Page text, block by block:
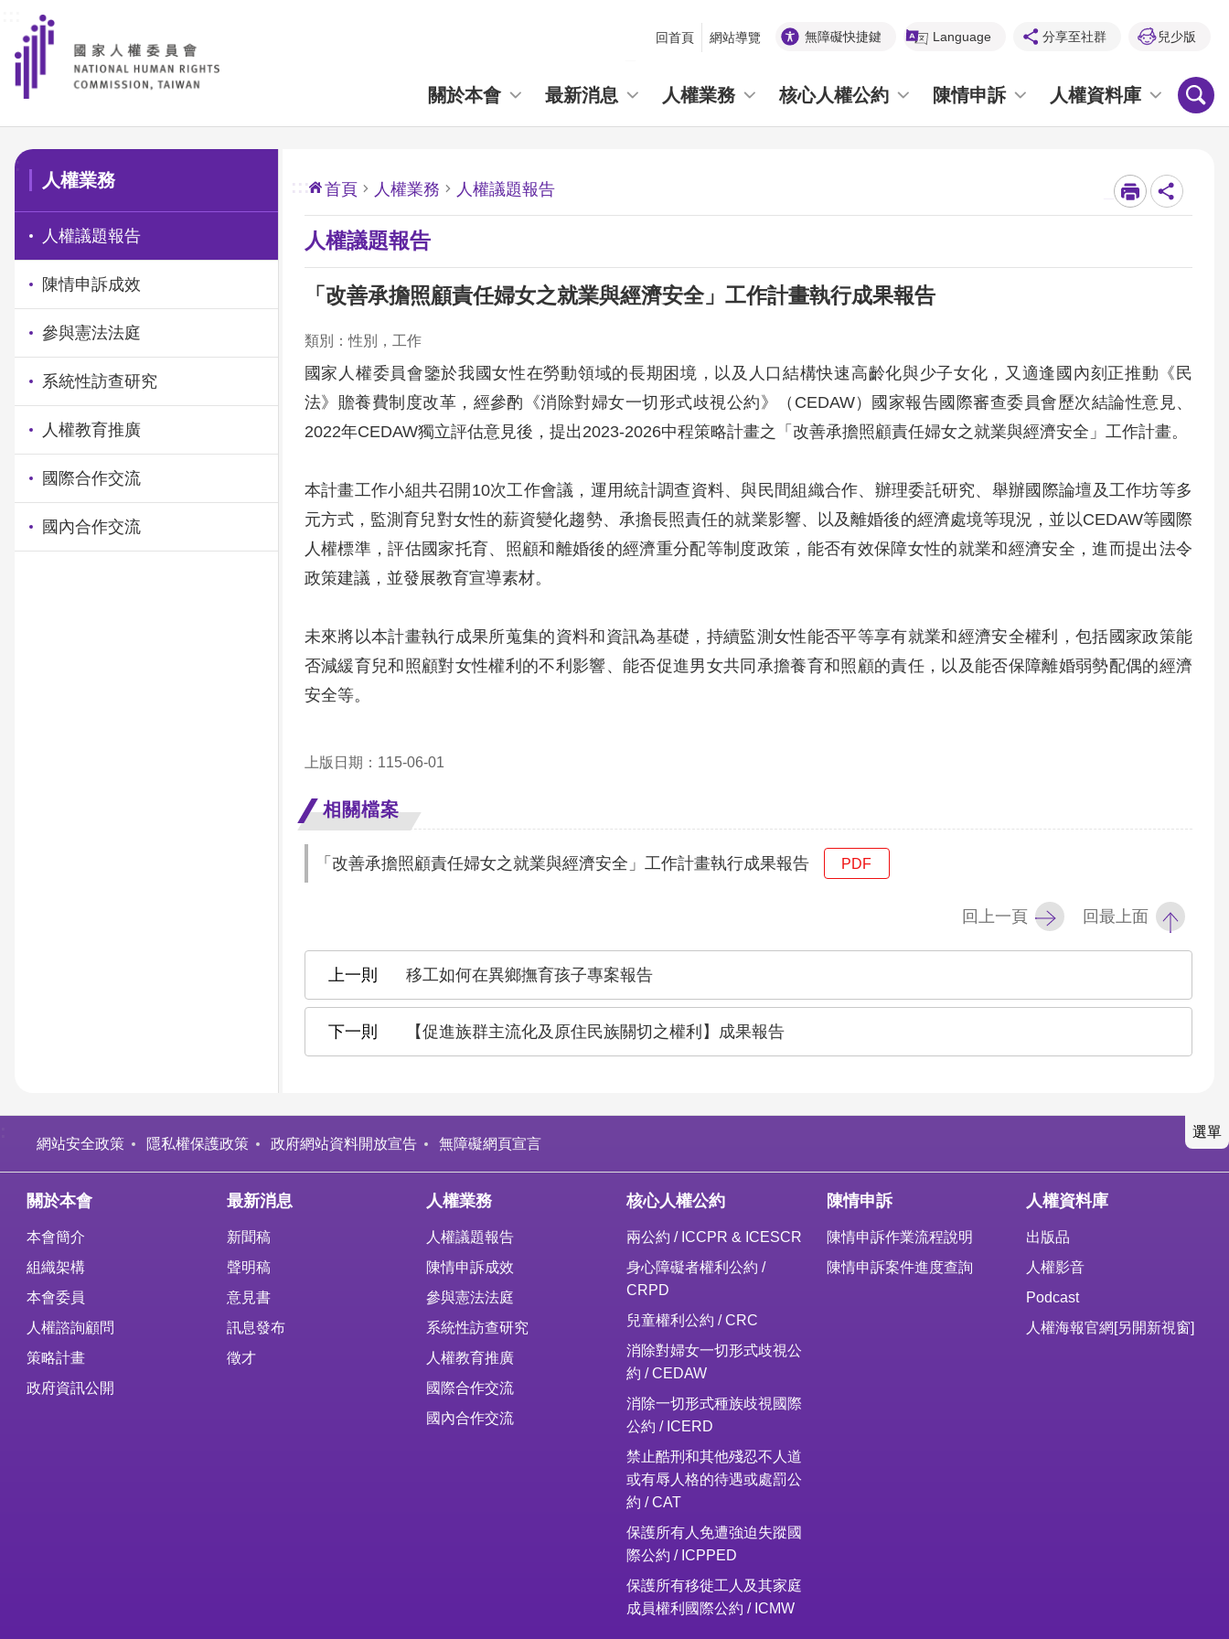
前往主要內容區塊
回首頁 網站導覽 無障礙快捷鍵 Language 分享至社群 兒少版
關於本會 最新消息 人權業務 核心人權公約 陳情申訴 人權資料庫
:::
人權業務
人權議題報告
陳情申訴成效
參與憲法法庭
系統性訪查研究
人權教育推廣
國際合作交流
國內合作交流
::: 首頁 人權業務 人權議題報告
人權議題報告
「改善承擔照顧責任婦女之就業與經濟安全」工作計畫執行成果報告
類別：性別，工作
國家人權委員會鑒於我國女性在勞動領域的長期困境，以及人口結構快速高齡化與少子女化，又適逢國內刻正推動《民
法》贍養費制度改革，經參酌《消除對婦女一切形式歧視公約》（CEDAW）國家報告國際審查委員會歷次結論性意見、
2022年CEDAW獨立評估意見後，提出2023-2026中程策略計畫之「改善承擔照顧責任婦女之就業與經濟安全」工作計畫。
本計畫工作小組共召開10次工作會議，運用統計調查資料、與民間組織合作、辦理委託研究、舉辦國際論壇及工作坊等多
元方式，監測育兒對女性的薪資變化趨勢、承擔長照責任的就業影響、以及離婚後的經濟處境等現況，並以CEDAW等國際
人權標準，評估國家托育、照顧和離婚後的經濟重分配等制度政策，能否有效保障女性的就業和經濟安全，進而提出法令
政策建議，並發展教育宣導素材。
未來將以本計畫執行成果所蒐集的資料和資訊為基礎，持續監測女性能否平等享有就業和經濟安全權利，包括國家政策能
否減緩育兒和照顧對女性權利的不利影響、能否促進男女共同承擔養育和照顧的責任，以及能否保障離婚弱勢配偶的經濟
安全等。
上版日期：115-06-01
相關檔案
「改善承擔照顧責任婦女之就業與經濟安全」工作計畫執行成果報告 PDF
回上一頁 回最上面
移工如何在異鄉撫育孩子專案報告
【促進族群主流化及原住民族關切之權利】成果報告
選單
網站安全政策 隱私權保護政策 政府網站資料開放宣告 無障礙網頁宣言
關於本會
本會簡介
組織架構
本會委員
人權諮詢顧問
策略計畫
政府資訊公開
最新消息
新聞稿
聲明稿
意見書
訊息發布
徵才
人權業務
人權議題報告
陳情申訴成效
參與憲法法庭
系統性訪查研究
人權教育推廣
國際合作交流
國內合作交流
核心人權公約
兩公約 / ICCPR & ICESCR
身心障礙者權利公約 /
CRPD
兒童權利公約 / CRC
消除對婦女一切形式歧視公
約 / CEDAW
消除一切形式種族歧視國際
公約 / ICERD
禁止酷刑和其他殘忍不人道
或有辱人格的待遇或處罰公
約 / CAT
保護所有人免遭強迫失蹤國
際公約 / ICPPED
保護所有移徙工人及其家庭
成員權利國際公約 / ICMW
陳情申訴
陳情申訴作業流程說明
陳情申訴案件進度查詢
人權資料庫
出版品
人權影音
Podcast
人權海報官網 [另開新視窗]